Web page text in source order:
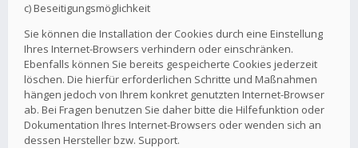
c) Beseitigungsmöglichkeit
Sie können die Installation der Cookies durch eine Einstellung
Ihres Internet-Browsers verhindern oder einschränken.
Ebenfalls können Sie bereits gespeicherte Cookies jederzeit
löschen. Die hierfür erforderlichen Schritte und Maßnahmen
hängen jedoch von Ihrem konkret genutzten Internet-Browser
ab. Bei Fragen benutzen Sie daher bitte die Hilfefunktion oder
Dokumentation Ihres Internet-Browsers oder wenden sich an
dessen Hersteller bzw. Support.